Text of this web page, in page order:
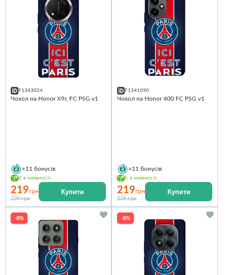
F1343024
Чохол на Honor X9c FC PSG v1
+11 бонусів
Є в наявності
219грн
239 грн
Купити
F1341090
Чохол на Honor 400 FC PSG v1
+11 бонусів
Є в наявності
219грн
239 грн
Купити
-8% -8%